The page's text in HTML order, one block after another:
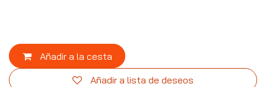
Añadir a la cesta
Añadir a lista de deseos